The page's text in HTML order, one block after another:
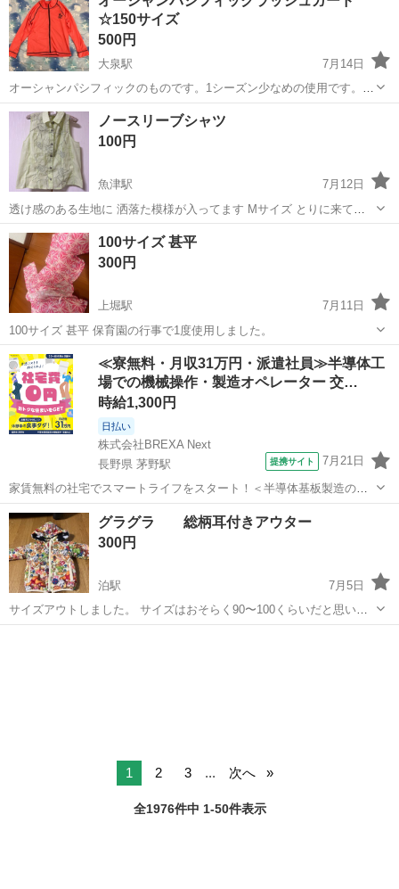
☆150サイズ
500円
大泉駅
7月14日
オーシャンパシフィックのものです。1シーズン少なめの使用です。オ
レンジのようなピンクのような色です。
富山 富山市 大泉駅 キッズ用品
ノースリーブシャツ
100円
魚津駅
7月12日
透け感のある生地に 洒落た模様が入ってます Mサイズ とりに来て下
さる方に
富山 魚津市 魚津駅 キッズ用品
100サイズ 甚平
300円
上堀駅
7月11日
100サイズ 甚平 保育園の行事で1度使用しました。
富山 富山市 上堀駅 キッズ用品 甚平
≪寮無料・月収31万円・派遣社員≫半導体工
場での機械操作・製造オペレーター 交…
時給1,300円
日払い
株式会社BREXA Next
長野県 茅野駅
提携サイト 7月21日
家賃無料の社宅でスマートライフをスタート！＜半導体基板製造の機
械操作・検査＞ランチ代もかからないオトクな職場◎／稼ぎもしっか
り！月収例31万円／長野県茅野市 半導体基板の製造・検査 クリーンル
ーム内で、半導体基板の製造や検...
長野 茅野市 茅野駅 その他
グラグラ 総柄耳付きアウター
300円
泊駅
7月5日
サイズアウトしました。 サイズはおそらく90〜100くらいだと思いま
す。袖口に使用による黒ずみありますが派手な柄なのでそんなには目
1 2 3 ... 次へ
全1976件中 1-50件表示